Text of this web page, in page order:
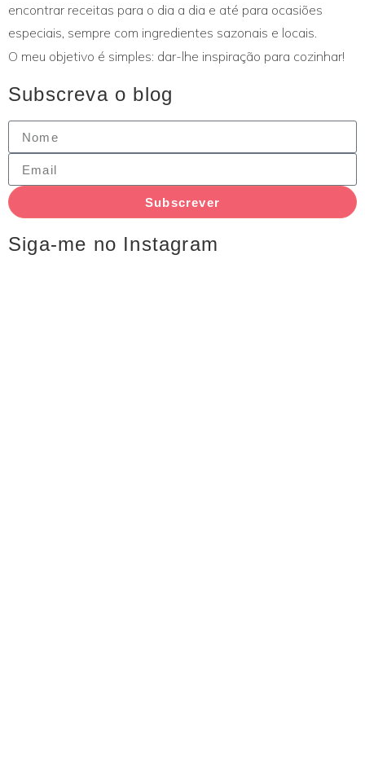
encontrar receitas para o dia a dia e até para ocasiões
especiais, sempre com ingredientes sazonais e locais.
O meu objetivo é simples: dar-lhe inspiração para cozinhar!
Subscreva o blog
Subscrever
Siga-me no Instagram